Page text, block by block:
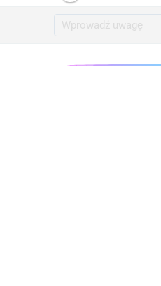
yip.su
iplogger.info